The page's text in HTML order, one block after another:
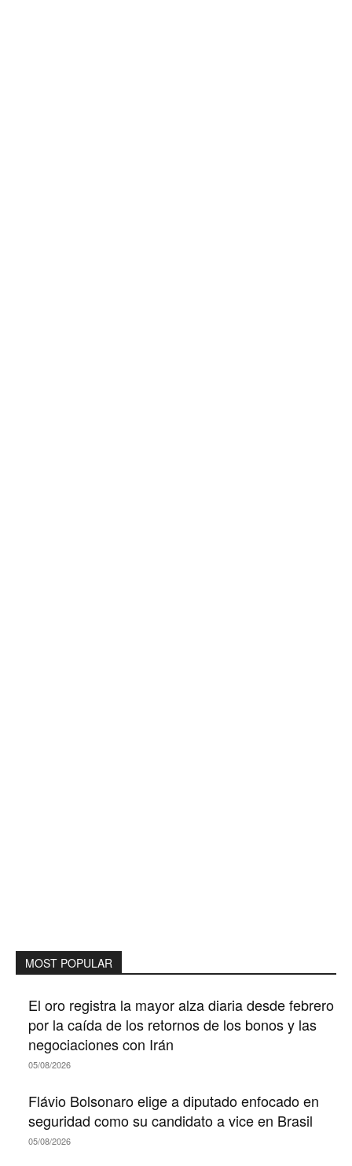
MOST POPULAR
El oro registra la mayor alza diaria desde febrero
por la caída de los retornos de los bonos y las
negociaciones con Irán
05/08/2026
Flávio Bolsonaro elige a diputado enfocado en
seguridad como su candidato a vice en Brasil
05/08/2026